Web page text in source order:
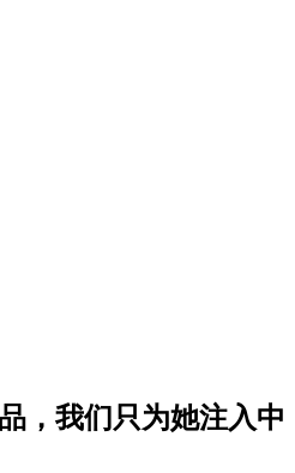
，我们只为她注入中